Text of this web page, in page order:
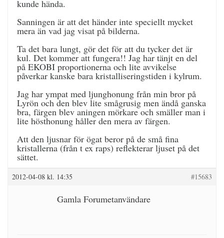
kunde hända.
Sanningen är att det händer inte speciellt mycket
mera än vad jag visat på bilderna.
Ta det bara lungt, gör det för att du tycker det är
kul. Det kommer att fungera!! Jag har tänjt en del
på EKOBI proportionerna och lite avvikelse
påverkar kanske bara kristalliseringstiden i kylrum.
Jag har ympat med ljunghonung från min bror på
Lyrön och den blev lite smågrusig men ändå ganska
bra, färgen blev aningen mörkare och smäller man i
lite hösthonung håller den mera av färgen.
Att den ljusnar för ögat beror på de små fina
kristallerna (från t ex raps) reflekterar ljuset på det
sättet.
2012-04-08 kl. 14:35 #15683
Gamla Forumetanvändare